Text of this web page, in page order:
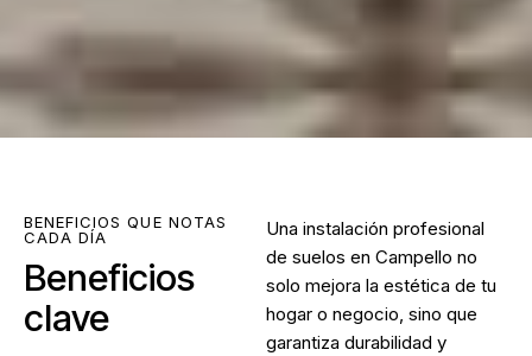
BENEFICIOS QUE NOTAS
CADA DÍA
Beneficios
clave
Una instalación profesional
de suelos en Campello no
solo mejora la estética de tu
hogar o negocio, sino que
garantiza durabilidad y